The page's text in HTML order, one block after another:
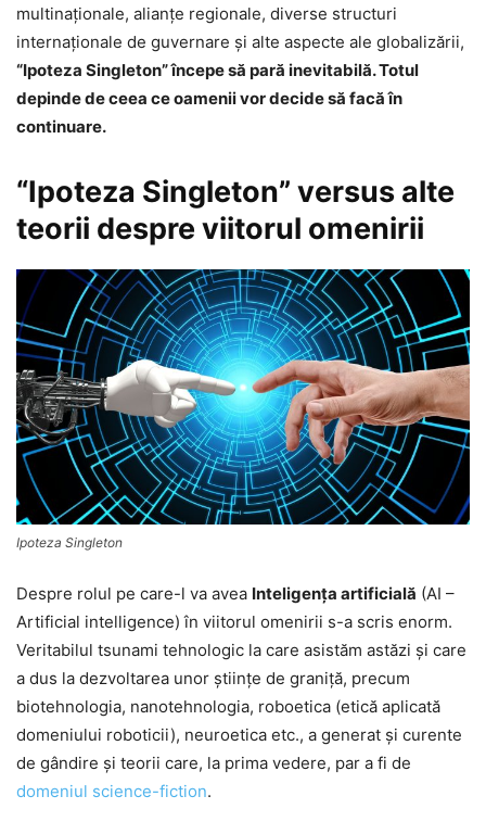
multinaționale, alianțe regionale, diverse structuri
internaționale de guvernare și alte aspecte ale globalizării,
“Ipoteza Singleton” începe să pară inevitabilă. Totul
depinde de ceea ce oamenii vor decide să facă în
continuare.
“Ipoteza Singleton” versus alte
teorii despre viitorul omenirii
Ipoteza Singleton
Despre rolul pe care-l va avea Inteligenţa artificială (AI –
Artificial intelligence) în viitorul omenirii s-a scris enorm.
Veritabilul tsunami tehnologic la care asistăm astăzi şi care
a dus la dezvoltarea unor ştiinţe de graniţă, precum
biotehnologia, nanotehnologia, roboetica (etică aplicată
domeniului roboticii), neuroetica etc., a generat şi curente
de gândire şi teorii care, la prima vedere, par a fi de
domeniul science-fiction.